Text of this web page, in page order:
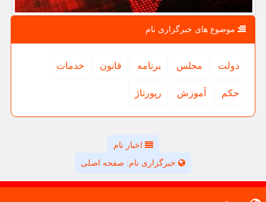
موضوع های خبرگزاری نام
دولت مجلس برنامه قانون خدمات
حكم آموزش رپورتاژ
اخبار نام
خبرگزاری نام: صفحه اصلی